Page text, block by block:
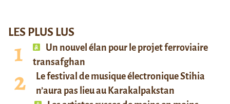
LES PLUS LUS
Un nouvel élan pour le projet ferroviaire
transafghan
Le festival de musique électronique Stihia
n’aura pas lieu au Karakalpakstan